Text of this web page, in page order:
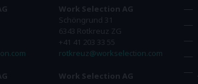
Work Selection AG
Schöngrund 31
6343 Rotkreuz ZG
+41 41 203 33 55
rotkreuz@workselection.com
Work Selection AG